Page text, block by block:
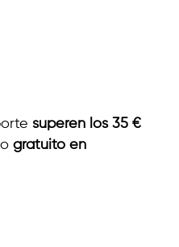
superen los 35 €
gratuito en